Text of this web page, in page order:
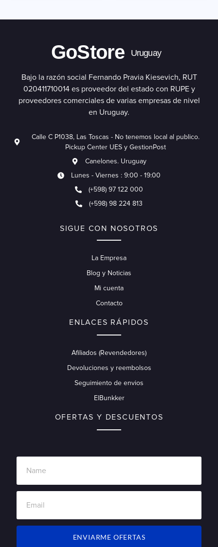
GoStore Uruguay
Bajo la razón social Fernando Pravia Kiesevich, RUT
020411710014 es proveedor del estado con RUPE y
proveedores comerciales de varias empresas de nivel
en Uruguay.
Calle C P1038, Las Toscas - No tenemos local al publico.
Pickup Center UES y GestionPost
Canelones. Uruguay
Lunes - Viernes : 9:00 - 19:00
(+598) 97 122 000
(+598) 98 224 813
SIGUE CON NOSOTROS
La Empresa
Blog y Noticias
Mi cuenta
Contacto
ENLACES RÁPIDOS
Afiliados (Revendedores)
Devoluciones y reembolsos
Seguimiento de envios
ElBunkker
OFERTAS Y DESCUENTOS
ENVIARME OFERTAS